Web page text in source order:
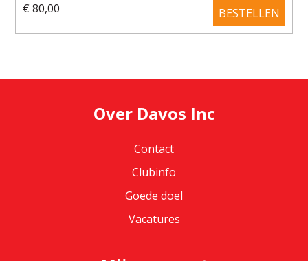
€ 80,00
BESTELLEN
Over Davos Inc
Contact
Clubinfo
Goede doel
Vacatures